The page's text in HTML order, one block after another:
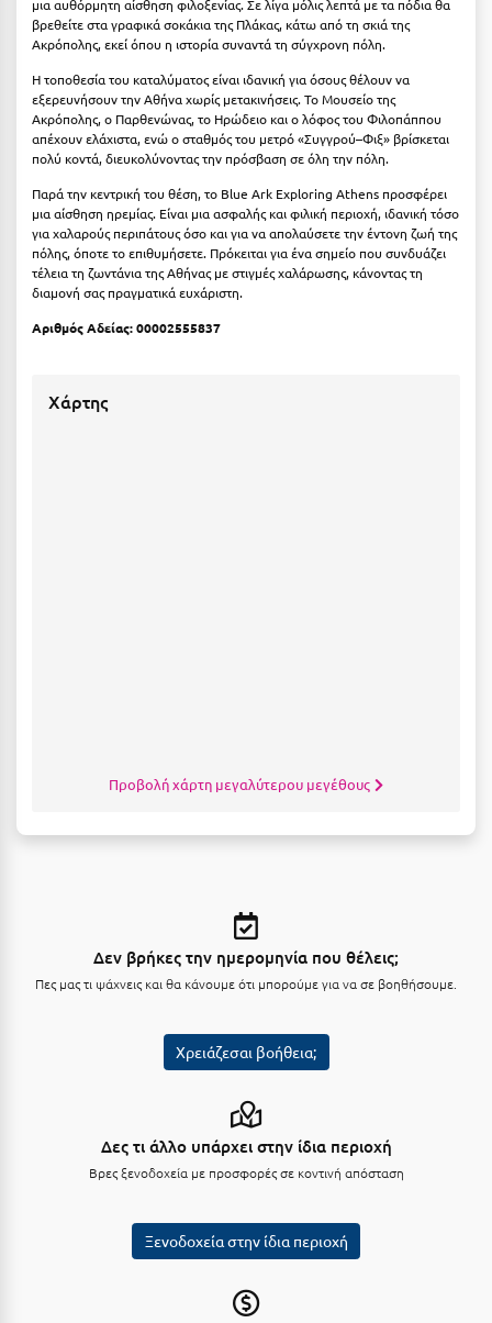
Κάρπαθος
Καρπενήσι
Κάρυστος
Κάσος
Κασσάνδρα
Καστοριά
Κατερίνη
Κέα - Τζιά
Κουφονήσια
Κρήτη
μια αυθόρμητη αίσθηση φιλοξενίας. Σε λίγα μόλις λεπτά με τα πόδια θα
βρεθείτε στα γραφικά σοκάκια της Πλάκας, κάτω από τη σκιά της
Ακρόπολης, εκεί όπου η ιστορία συναντά τη σύγχρονη πόλη.
Η τοποθεσία του καταλύματος είναι ιδανική για όσους θέλουν να
εξερευνήσουν την Αθήνα χωρίς μετακινήσεις. Το Μουσείο της
Ακρόπολης, ο Παρθενώνας, το Ηρώδειο και ο λόφος του Φιλοπάππου
απέχουν ελάχιστα, ενώ ο σταθμός του μετρό «Συγγρού–Φιξ» βρίσκεται
πολύ κοντά, διευκολύνοντας την πρόσβαση σε όλη την πόλη.
Παρά την κεντρική του θέση, το Blue Ark Exploring Athens προσφέρει
μια αίσθηση ηρεμίας. Είναι μια ασφαλής και φιλική περιοχή, ιδανική τόσο
για χαλαρούς περιπάτους όσο και για να απολαύσετε την έντονη ζωή της
πόλης, όποτε το επιθυμήσετε. Πρόκειται για ένα σημείο που συνδυάζει
τέλεια τη ζωντάνια της Αθήνας με στιγμές χαλάρωσης, κάνοντας τη
διαμονή σας πραγματικά ευχάριστη.
Αριθμός Αδείας: 00002555837
Χάρτης
Προβολή χάρτη μεγαλύτερου μεγέθους
Δεν βρήκες την ημερομηνία που θέλεις;
Πες μας τι ψάχνεις και θα κάνουμε ότι μπορούμε για να σε βοηθήσουμε.
Χρειάζεσαι βοήθεια;
Δες τι άλλο υπάρχει στην ίδια περιοχή
Βρες ξενοδοχεία με προσφορές σε κοντινή απόσταση
Ξενοδοχεία στην ίδια περιοχή